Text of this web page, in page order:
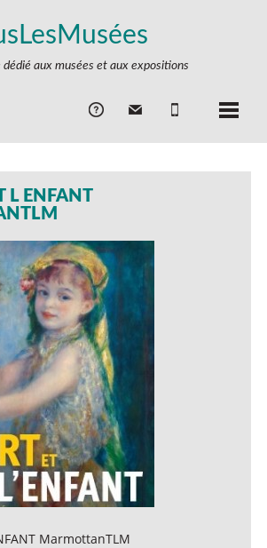
dédié aux musées et aux expositions
L ENFANT
MarmottanTLM